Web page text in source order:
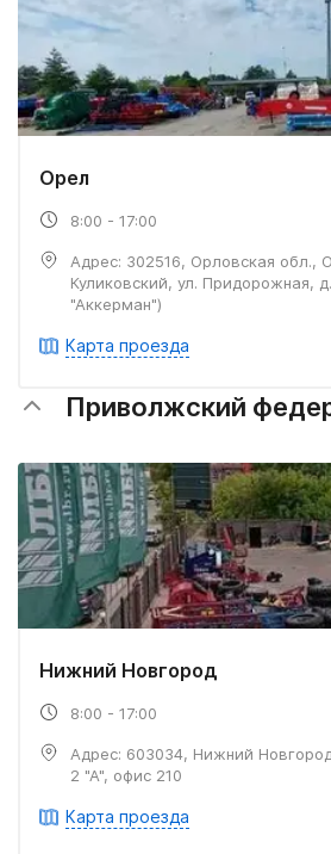
Орел
8:00 - 17:00
Адрес: 302516, Орловская обл.,
Куликовский, ул. Придорожная,
"Аккерман")
Карта проезда
Приволжский
Нижний Новгород
8:00 - 17:00
Адрес: 603034, Нижний
2 "А", офис 210
Карта проезда